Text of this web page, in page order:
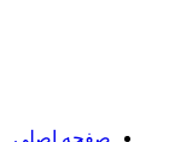
صفحه اصلی